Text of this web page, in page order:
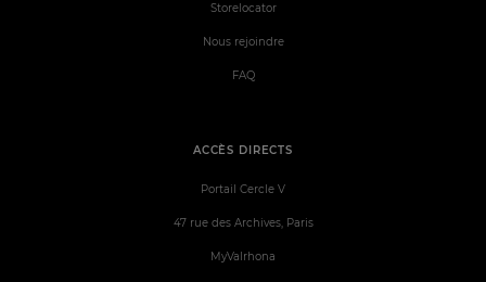
ACCÈS DIRECTS
Portail Cercle V
47 rue des Archives, Paris
MyValrhona
Storelocator
Nous rejoindre
FAQ